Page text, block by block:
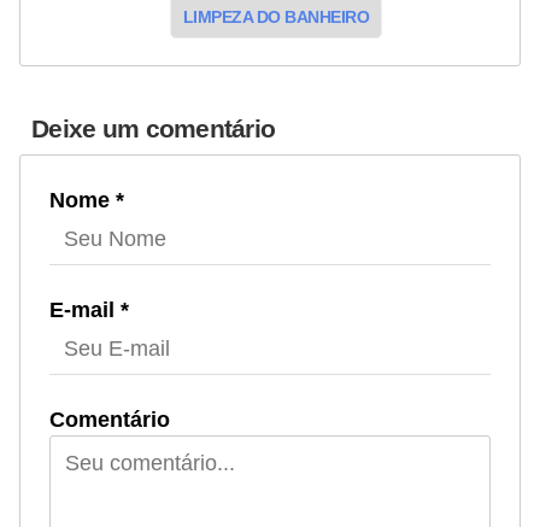
LIMPEZA DO BANHEIRO
Deixe um comentário
Nome *
E-mail *
Comentário